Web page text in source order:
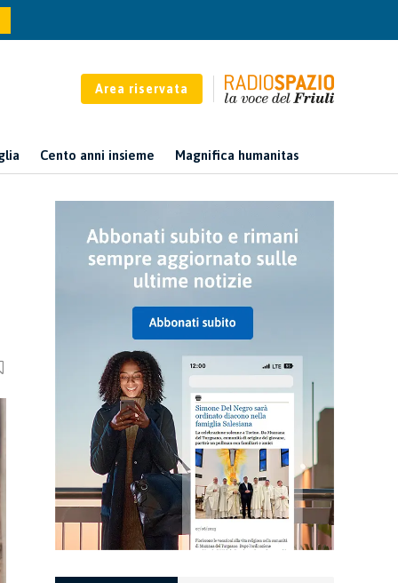
Area riservata
Cento anni insieme Magnifica humanitas